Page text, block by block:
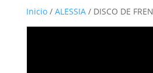
Inicio/ ALESSIA/ DISCO DE